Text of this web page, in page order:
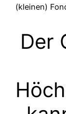
(kleinen)
Der